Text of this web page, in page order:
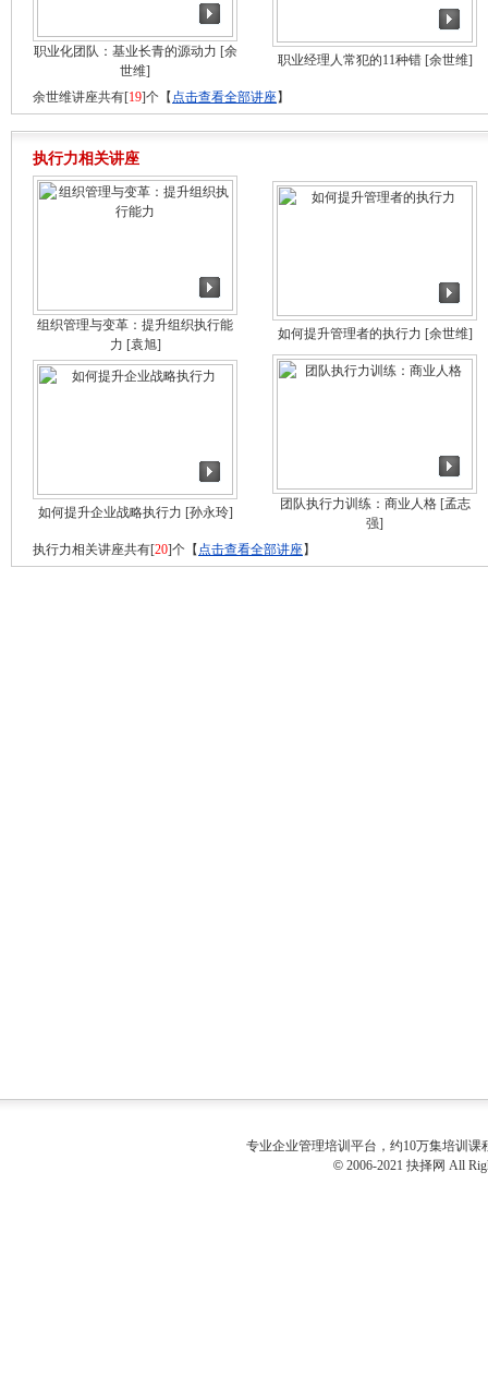
职业化团队：基业长青的源动力 [余
世维]
职业经理人常犯的11种错[余世维]
余世维讲座共有[19]个【 点击查看全部讲座】
执行力相关讲座
组织管理与变革：提升组织执行能
力 [袁旭]
如何提升管理者的执行力 [余世维]
如何提升企业战略执行力 [孙永玲]
团队执行力训练：商业人格[孟志
强]
执行力相关讲座共有[20]个【 点击查看全部讲座】
专业企业管理培训 平台，约10万集培训课
© 2006-2021 抉择网 All